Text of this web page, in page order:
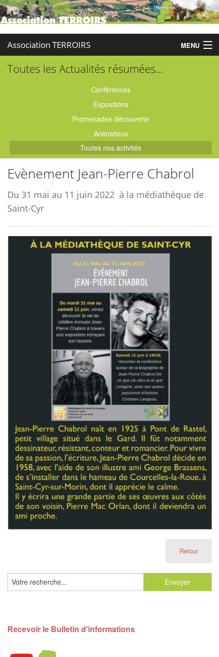
Association TERROIRS MENU
Accueil
Partenaires
Enquêtes
Contact
Toutes les Actualités résumées...
Conférences
Expositions
Promenades-découverte
Animations
Toutes nos activités
Evènement Jean-Pierre Chabrol
Du 31 mai au 11 juin 2022 à la médiathèque de
Saint-Cyr
Retour
Recevoir le Bulletin d'informations